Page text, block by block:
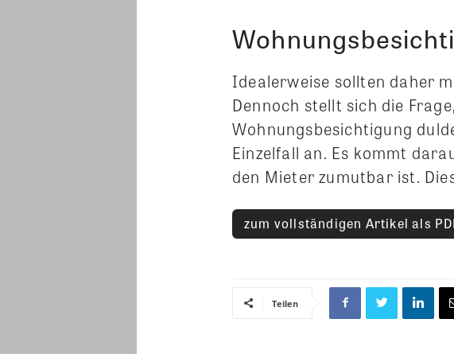
Idealerweise sollten daher
Dennoch stellt sich die
Wohnungsbesichtigung
Einzelfall an. Es kommt
den Mieter zumutbar ist.
zum vollständigen Artikel als
Teilen